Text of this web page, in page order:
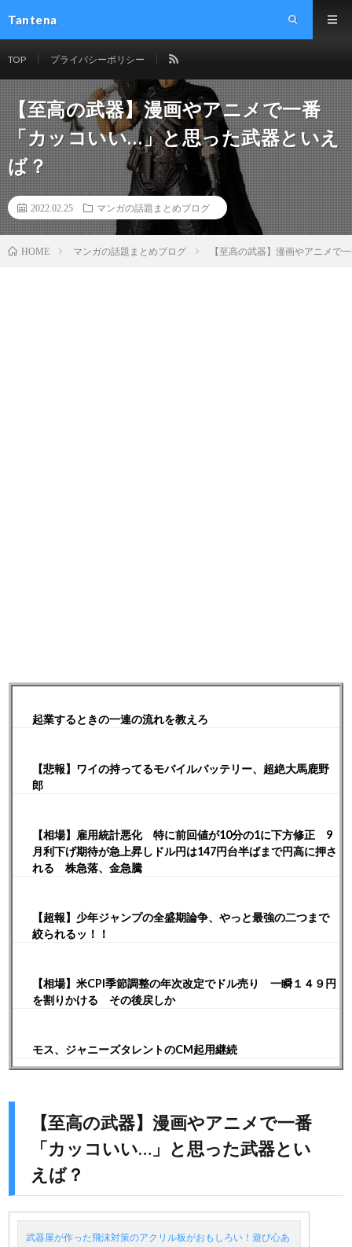
Tantena
TOP プライバシーポリシー
【至高の武器】漫画やアニメで一番
「カッコいい…」と思った武器といえ
ば？
2022.02.25 マンガの話題まとめブログ
HOME マンガの話題まとめブログ 【至高の武器】漫画やアニメで
起業するときの一連の流れを教えろ
【悲報】ワイの持ってるモバイルバッテリー、超絶大馬鹿野
郎
【相場】雇用統計悪化 特に前回値が10分の1に下方修正 9
月利下げ期待が急上昇しドル円は147円台半ばまで円高に押さ
れる 株急落、金急騰
【超報】少年ジャンプの全盛期論争、やっと最強の二つまで
絞られるッ！！
【相場】米CPI季節調整の年次改定でドル売り 一瞬１４９円
を割りかける その後戻しか
モス、ジャニーズタレントのCM起用継続
【至高の武器】漫画やアニメで一番
「カッコいい…」と思った武器とい
えば？
武器屋が作った飛沫対策のアクリル板がおもしろい！遊び心あ